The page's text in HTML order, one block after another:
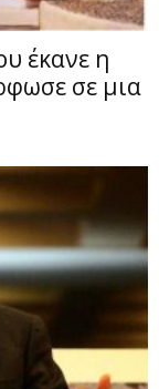
έκανε η
σε μια